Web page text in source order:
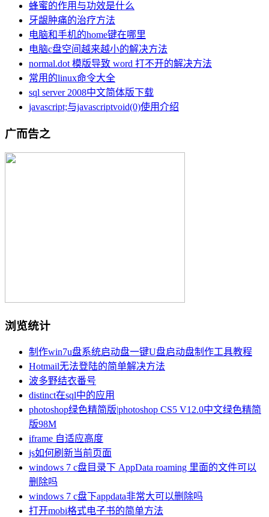
蜂蜜的作用与功效是什么
牙龈肿痛的治疗方法
电脑和手机的home键在哪里
电脑c盘空间越来越小的解决方法
normal.dot 模版导致 word 打不开的解决方法
常用的linux命令大全
sql server 2008中文简体版下载
javascript;与javascriptvoid(0)使用介绍
广而告之
浏览统计
制作win7u盘系统启动盘一键U盘启动盘制作工具教程
Hotmail无法登陆的简单解决方法
波多野结衣番号
distinct在sql中的应用
photoshop绿色精简版|photoshop CS5 V12.0中文绿色精简
版98M
iframe 自适应高度
js如何刷新当前页面
windows 7 c盘目录下 AppData roaming 里面的文件可以
删除吗
windows 7 c盘下appdata非常大可以删除吗
打开mobi格式电子书的简单方法